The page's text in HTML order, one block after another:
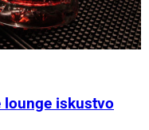
iskustvo